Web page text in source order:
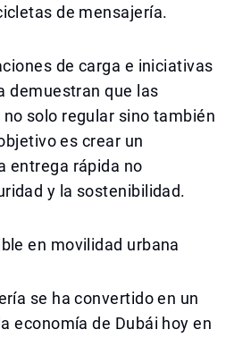
de mensajería.
de carga e iniciativas
demuestran que las
solo regular sino también
es crear un
entrega rápida no
y la sostenibilidad.
en movilidad urbana
se ha convertido en un
economía de Dubái hoy en